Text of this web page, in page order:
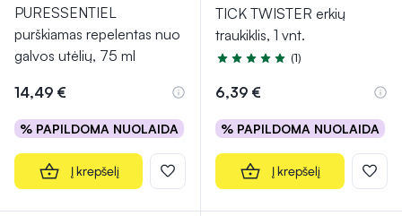
PURESSENTIEL
purškiamas repelentas nuo
galvos utėlių, 75 ml
14,49 €
% PAPILDOMA NUOLAIDA
Į krepšelį
TICK TWISTER erkių
traukiklis, 1 vnt.
Įvertinimas 5.0 iš 5
(1)
6,39 €
% PAPILDOMA NUOLAIDA
Į krepšelį